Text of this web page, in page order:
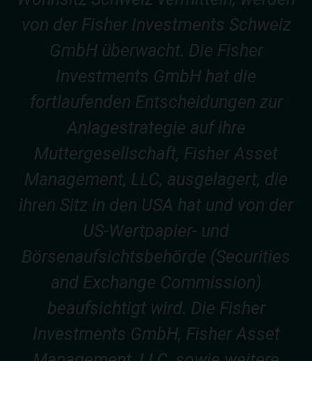
von der Fisher Investments Schweiz
GmbH überwacht. Die Fisher
Investments GmbH hat die
fortlaufenden Entscheidungen zur
Anlagestrategie auf ihre
Muttergesellschaft, Fisher Asset
Management, LLC, ausgelagert, die
ihren Sitz in den USA hat und von der
US-Wertpapier- und
Börsenaufsichtsbehörde (Securities
and Exchange Commission)
beaufsichtigt wird. Die Fisher
Investments GmbH, Fisher Asset
Management, LLC, sowie weitere